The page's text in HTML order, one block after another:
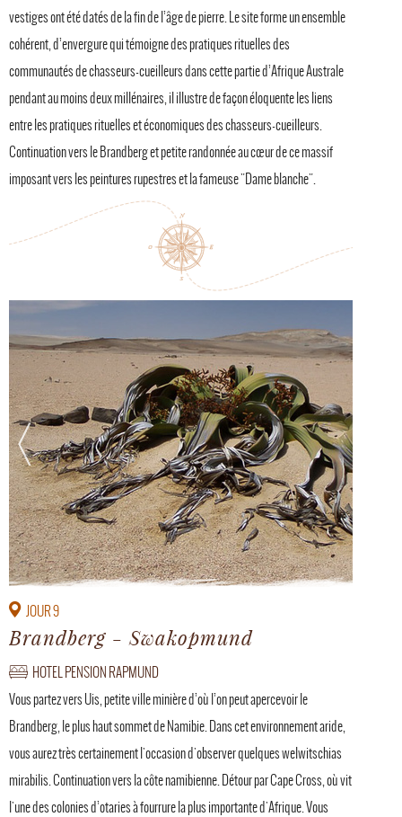
vestiges ont été datés de la fin de l’âge de pierre. Le site forme un ensemble
cohérent, d’envergure qui témoigne des pratiques rituelles des
communautés de chasseurs-cueilleurs dans cette partie d’Afrique Australe
pendant au moins deux millénaires, il illustre de façon éloquente les liens
entre les pratiques rituelles et économiques des chasseurs-cueilleurs.
Continuation vers le Brandberg et petite randonnée au cœur de ce massif
imposant vers les peintures rupestres et la fameuse "Dame blanche".
JOUR 9
Brandberg - Swakopmund
HOTEL PENSION RAPMUND
Vous partez vers Uis, petite ville minière d’où l’on peut apercevoir le
Brandberg, le plus haut sommet de Namibie. Dans cet environnement aride,
vous aurez très certainement l'occasion d'observer quelques welwitschias
mirabilis. Continuation vers la côte namibienne. Détour par Cape Cross, où vit
l'une des colonies d’otaries à fourrure la plus importante d'Afrique. Vous